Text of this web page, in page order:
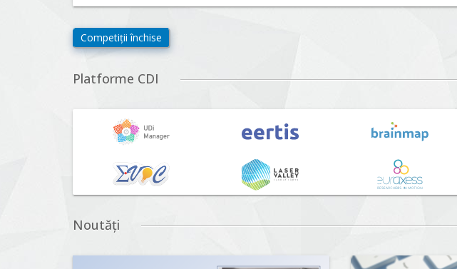
viitoare", Competiția 2026
Driving Urban Transitions Partnership Call for proposals n°5 (DUT-2026)
Competiții închise
Platforme CDI
Noutăți